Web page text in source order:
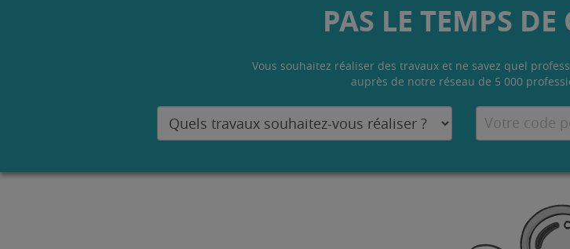
PAS LE TEMPS DE
Vous souhaitez réaliser des travaux et ne savez quel
auprès de notre réseau de 5 000